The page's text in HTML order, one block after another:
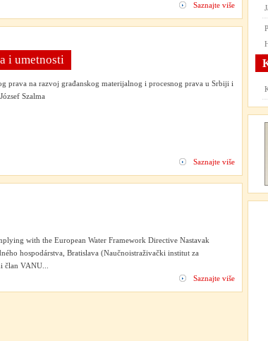
Saznajte više
i umetnosti
prava na razvoj građanskog materijalnog i procesnog prava u Srbiji i
Szalma
Saznajte više
with the European Water Framework Directive Nastavak
hospodárstva, Bratislava (Naučnoistraživački institut za
VANU...
Saznajte više